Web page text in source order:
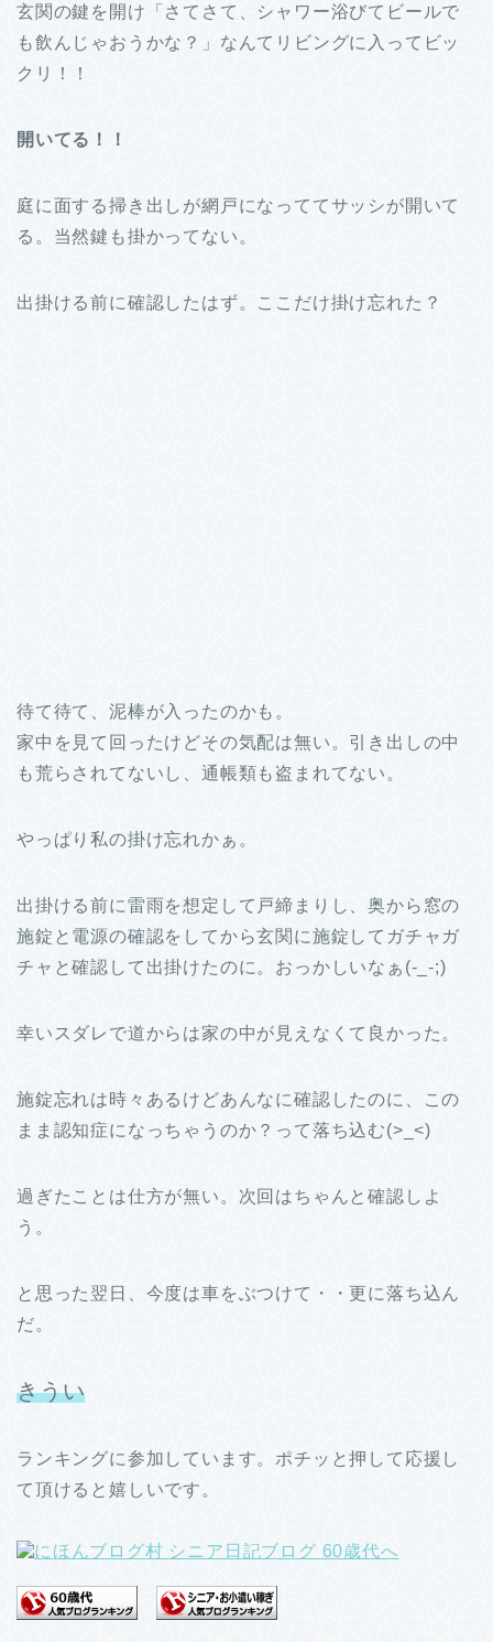
玄関の鍵を開け「さてさて、シャワー浴びてビールで
も飲んじゃおうかな？」なんてリビングに入ってビッ
クリ！！
開いてる！！
庭に面する掃き出しが網戸になっててサッシが開いて
る。当然鍵も掛かってない。
出掛ける前に確認したはず。ここだけ掛け忘れた？
待て待て、泥棒が入ったのかも。
家中を見て回ったけどその気配は無い。引き出しの中
も荒らされてないし、通帳類も盗まれてない。
やっぱり私の掛け忘れかぁ。
出掛ける前に雷雨を想定して戸締まりし、奥から窓の
施錠と電源の確認をしてから玄関に施錠してガチャガ
チャと確認して出掛けたのに。おっかしいなぁ(-_-;)
幸いスダレで道からは家の中が見えなくて良かった。
施錠忘れは時々あるけどあんなに確認したのに、この
まま認知症になっちゃうのか？って落ち込む(>_<)
過ぎたことは仕方が無い。次回はちゃんと確認しよ
う。
と思った翌日、今度は車をぶつけて・・更に落ち込ん
だ。
きうい
ランキングに参加しています。ポチッと押して応援し
て頂けると嬉しいです。